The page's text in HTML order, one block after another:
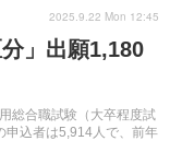
記事」出願1,180
総合職試験（大卒程度試
申込者は5,914人で、前年
2025.9.22 Mon 12:45